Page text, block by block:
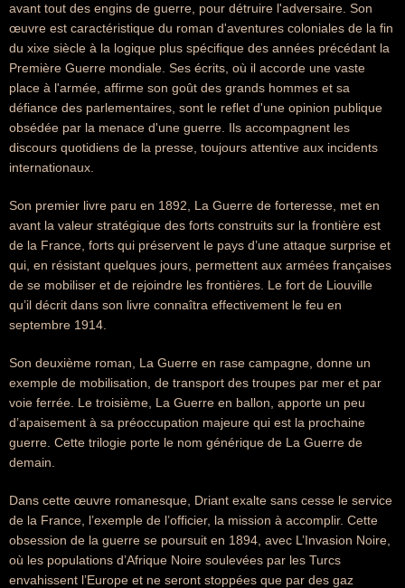
avant tout des engins de guerre, pour détruire l'adversaire. Son
œuvre est caractéristique du roman d'aventures coloniales de la fin
du xixe siècle à la logique plus spécifique des années précédant la
Première Guerre mondiale. Ses écrits, où il accorde une vaste
place à l'armée, affirme son goût des grands hommes et sa
défiance des parlementaires, sont le reflet d'une opinion publique
obsédée par la menace d'une guerre. Ils accompagnent les
discours quotidiens de la presse, toujours attentive aux incidents
internationaux.
Son premier livre paru en 1892, La Guerre de forteresse, met en
avant la valeur stratégique des forts construits sur la frontière est
de la France, forts qui préservent le pays d’une attaque surprise et
qui, en résistant quelques jours, permettent aux armées françaises
de se mobiliser et de rejoindre les frontières. Le fort de Liouville
qu’il décrit dans son livre connaîtra effectivement le feu en
septembre 1914.
Son deuxième roman, La Guerre en rase campagne, donne un
exemple de mobilisation, de transport des troupes par mer et par
voie ferrée. Le troisième, La Guerre en ballon, apporte un peu
d’apaisement à sa préoccupation majeure qui est la prochaine
guerre. Cette trilogie porte le nom générique de La Guerre de
demain.
Dans cette œuvre romanesque, Driant exalte sans cesse le service
de la France, l’exemple de l’officier, la mission à accomplir. Cette
obsession de la guerre se poursuit en 1894, avec L’Invasion Noire,
où les populations d’Afrique Noire soulevées par les Turcs
envahissent l’Europe et ne seront stoppées que par des gaz